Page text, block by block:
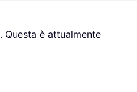
. Questa è attualmente